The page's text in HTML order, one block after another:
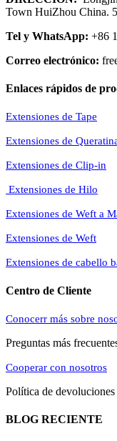
Town HuiZhou China.
Tel y WhatsApp: +86
Correo electrónico:
Enlaces rápidos de
Extensiones de Tape
Extensiones de
Extensiones de Clip-in
Extensiones de Hilo
Extensiones de Weft a
Extensiones de Weft
Extensiones de cabello
Centro de Cliente
Conocerr más sobre
Preguntas más
Cooperar con nosotros
Política de devoluciones
BLOG RECIENTE